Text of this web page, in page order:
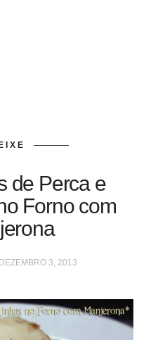
de Perca e
Forno com
3, 2013